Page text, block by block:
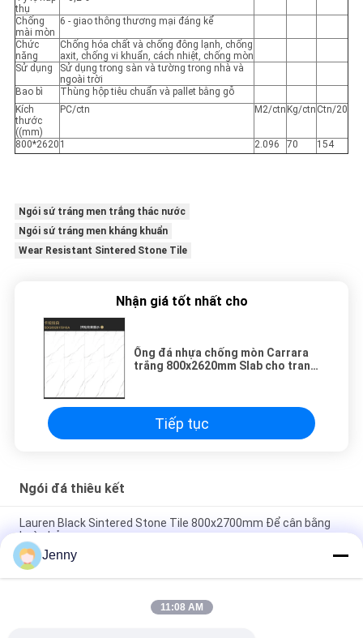
thụ
Chống
mài mòn
6 - giao thông thương mại đáng kể
Chức
năng
Chống hóa chất và chống đông lạnh, chống
axit, chống vi khuẩn, cách nhiệt, chống mòn
Sử dụng
Sử dụng trong sàn và tường trong nhà và
ngoài trời
Bao bì
Thùng hộp tiêu chuẩn và pallet bằng gỗ
Kích
thước
((mm)
PC/ctn M2/ctn Kg/ctn Ctn/20
800*2620 1 2.096 70 154
Ngói sứ tráng men trắng thác nước
Ngói sứ tráng men kháng khuẩn
Wear Resistant Sintered Stone Tile
Nhận giá tốt nhất cho
Ống đá nhựa chống mòn Carrara
trắng 800x2620mm Slab cho trang
Tiếp tục
Ngói đá thiêu kết
Lauren Black Sintered Stone Tile 800x2700mm Để cân bằng
hoàn hảo
Bảo vệ nhiệt gạch đá Sintered Autumn Serenade Dải dệt Bọc
bàn Slab
Hành trình qua biển Sintered Stone Tile Trang trí Accents
Jenny
11:08 AM